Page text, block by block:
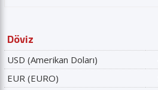
Döviz
USD (Amerikan Doları)
EUR (EURO)